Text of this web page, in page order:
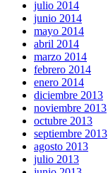
julio 2014
junio 2014
mayo 2014
abril 2014
marzo 2014
febrero 2014
enero 2014
diciembre 2013
noviembre 2013
octubre 2013
septiembre 2013
agosto 2013
julio 2013